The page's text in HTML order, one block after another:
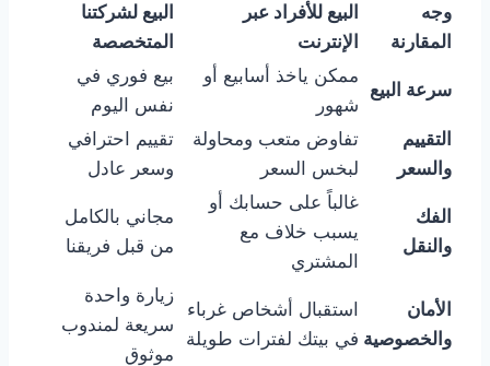
وجه
المقارنة
البيع للأفراد عبر
الإنترنت
البيع لشركتنا
المتخصصة
سرعة البيع
ممكن ياخذ أسابيع أو
شهور
بيع فوري في
نفس اليوم
التقييم
والسعر
تفاوض متعب ومحاولة
لبخس السعر
تقييم احترافي
وسعر عادل
الفك
والنقل
غالباً على حسابك أو
يسبب خلاف مع
المشتري
مجاني بالكامل
من قبل فريقنا
الأمان
والخصوصية
استقبال أشخاص غرباء
في بيتك لفترات طويلة
زيارة واحدة
سريعة لمندوب
موثوق